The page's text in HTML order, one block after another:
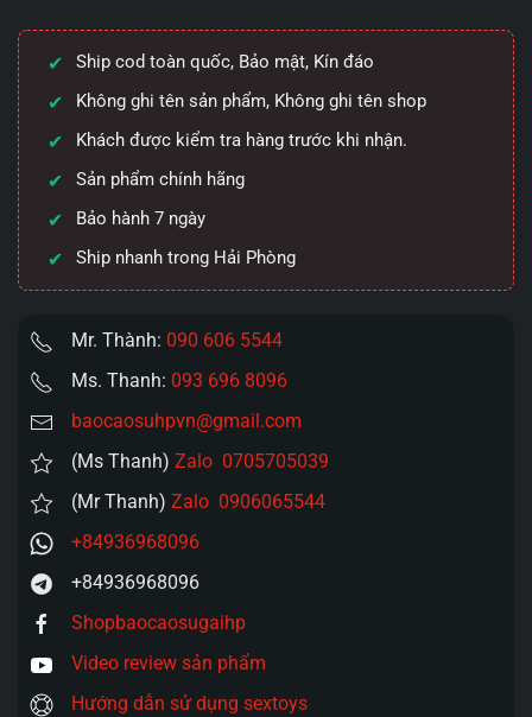
Thrusting
7
màu
số
lượng
Ship cod toàn quốc, Bảo mật, Kín đáo
Không ghi tên sản phẩm, Không ghi tên shop
Khách được kiểm tra hàng trước khi nhận.
Sản phẩm chính hãng
Bảo hành 7 ngày
Ship nhanh trong Hải Phòng
Mr. Thành: 090 606 5544
Ms. Thanh: 093 696 8096
baocaosuhpvn@gmail.com
(Ms Thanh) Zalo 0705705039
(Mr Thanh) Zalo 0906065544
+84936968096
+84936968096
Shopbaocaosugaihp
Video review sản phẩm
Hướng dẫn sử dụng sextoys